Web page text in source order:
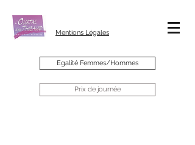
Mentions Légales
Egalité Femmes/Hommes
Prix de journée